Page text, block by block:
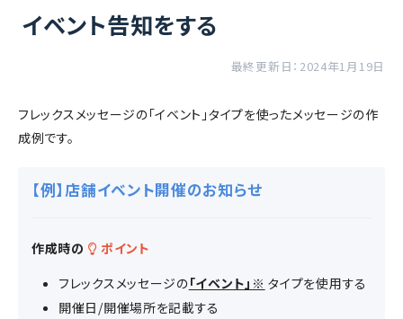
イベント告知をする
最終更新日：2024年1月19日
フレックスメッセージの「イベント」タイプを使ったメッセージの作
成例です。
【例】店舗イベント開催のお知らせ
作成時の
ポイント
フレックスメッセージの「イベント」※ タイプを使用する
開催日/開催場所を記載する